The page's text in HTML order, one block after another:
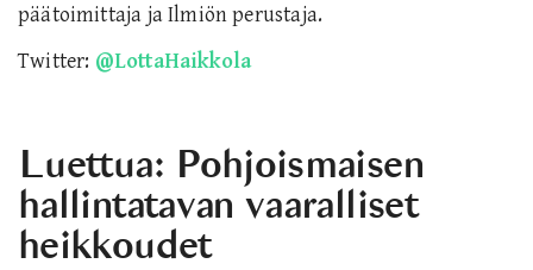
päätoimittaja ja Ilmiön perustaja.
Twitter: @LottaHaikkola
Luettua: Pohjoismaisen
hallintatavan vaaralliset
heikkoudet